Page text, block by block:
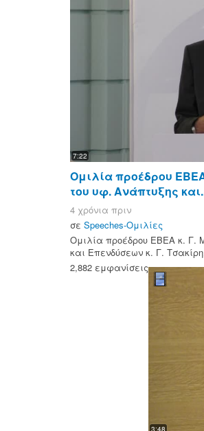
7:22
Ομιλία προέδρου
του υφ. Ανάπτυξης
4 χρόνια πριν
σε Speeches-Ομιλίες
Ομιλία προέδρου ΕΒΕΑ κ. Γ.
και Επενδύσεων κ. Γ.
2,882 εμφανίσεις
3:48